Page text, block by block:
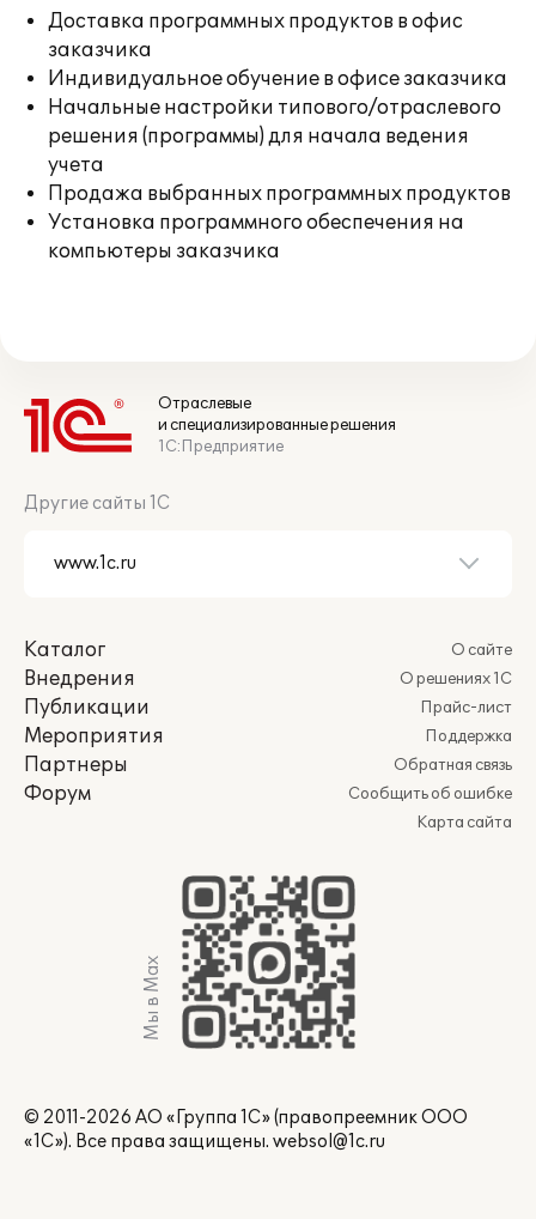
Доставка программных продуктов в офис
заказчика
Индивидуальное обучение в офисе заказчика
Начальные настройки типового/отраслевого
решения (программы) для начала ведения
учета
Продажа выбранных программных продуктов
Установка программного обеспечения на
компьютеры заказчика
Отраслевые
и специализированные решения
1С:Предприятие
Другие сайты 1С
Каталог
Внедрения
Публикации
Мероприятия
Партнеры
Форум
О сайте
О решениях 1С
Прайс-лист
Поддержка
Обратная связь
Сообщить об ошибке
Карта сайта
Мы в Max
© 2011-2026 АО «Группа 1С» (правопреемник ООО
«1С»). Все права защищены. websol@1c.ru